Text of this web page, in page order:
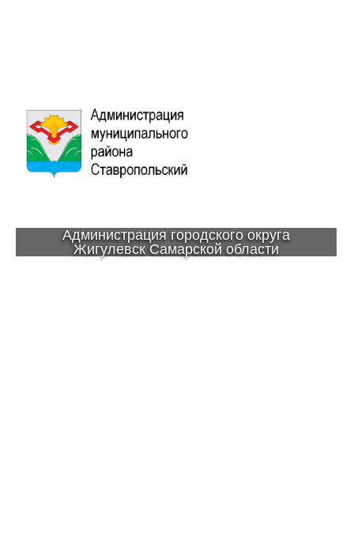
Администрация городского округа
Жигулевск Самарской области